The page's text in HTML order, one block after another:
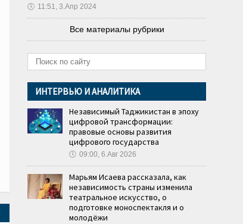
🕔 11:51, 3.Апр 2024
Все материалы рубрики
ИНТЕРВЬЮ И АНАЛИТИКА
Независимый Таджикистан в эпоху
цифровой трансформации:
правовые основы развития
цифрового государства
🕔 09:00, 6.Авг 2026
Марьям Исаева рассказала, как
независимость страны изменила
театральное искусство, о
подготовке моноспектакля и о
молодёжи